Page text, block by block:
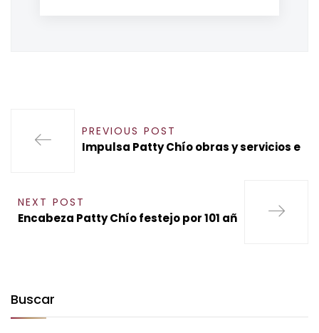
PREVIOUS POST
Impulsa Patty Chío obras y servicios e
NEXT POST
Encabeza Patty Chío festejo por 101 añ
Buscar